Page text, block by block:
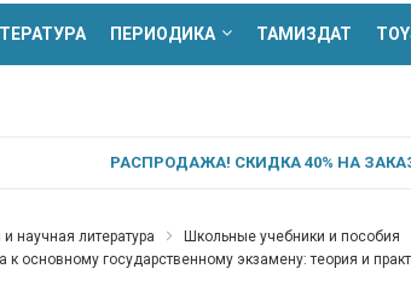
ПЕРИОДИКА ТАМИЗДАТ
РАСПРОДАЖА! СКИДКА 40% НА
научная литература
Школьные учебники и пособия
основному государственному экзамену: теория и